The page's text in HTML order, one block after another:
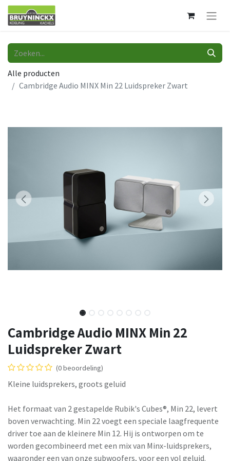
Alle producten
Cambridge Audio MINX Min 22 Luidspreker Zwart
Cambridge Audio MINX Min 22
Luidspreker Zwart
(0 beoordeling)
Kleine luidsprekers, groots geluid
Het formaat van 2 gestapelde Rubik's Cubes®, Min 22, levert
boven verwachting. Min 22 voegt een speciale laagfrequente
driver toe aan de kleinere Min 12. Hij is ontworpen om te
worden gecombineerd met een mix van Minx-luidsprekers,
waaronder een van onze subwoofers, voor een vol geluid.